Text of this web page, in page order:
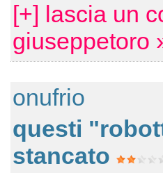
[+] lascia un
giuseppetoro
onufrio
questi
stancato